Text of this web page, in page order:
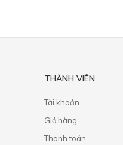
THÀNH VIÊN
Tài khoản
Giỏ hàng
Thanh toán